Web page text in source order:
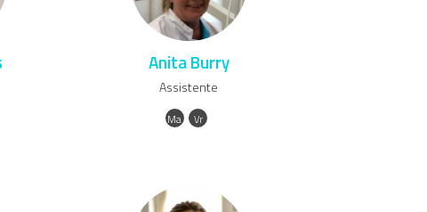
Anita Burry
Assistente
Ma Vr